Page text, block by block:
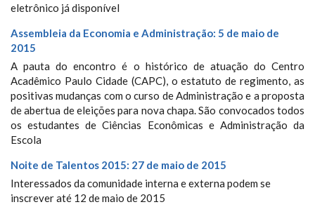
eletrônico já disponível
Assembleia da Economia e Administração: 5 de maio de
2015
A pauta do encontro é o histórico de atuação do Centro
Acadêmico Paulo Cidade (CAPC), o estatuto de regimento, as
positivas mudanças com o curso de Administração e a proposta
de abertua de eleições para nova chapa. São convocados todos
os estudantes de Ciências Econômicas e Administração da
Escola
Noite de Talentos 2015: 27 de maio de 2015
Interessados da comunidade interna e externa podem se
inscrever até 12 de maio de 2015